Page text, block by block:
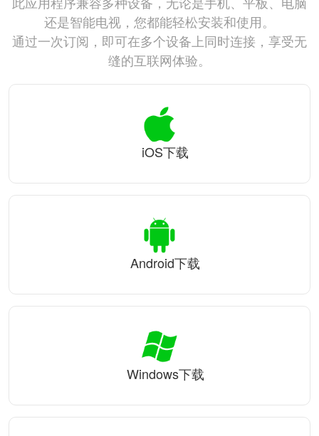
还是智能电视，您都能轻松安装和使用。
通过一次订阅，即可在多个设备上同时连接，享受无
缝的互联网体验。
iOS下载
Android下载
Windows下载